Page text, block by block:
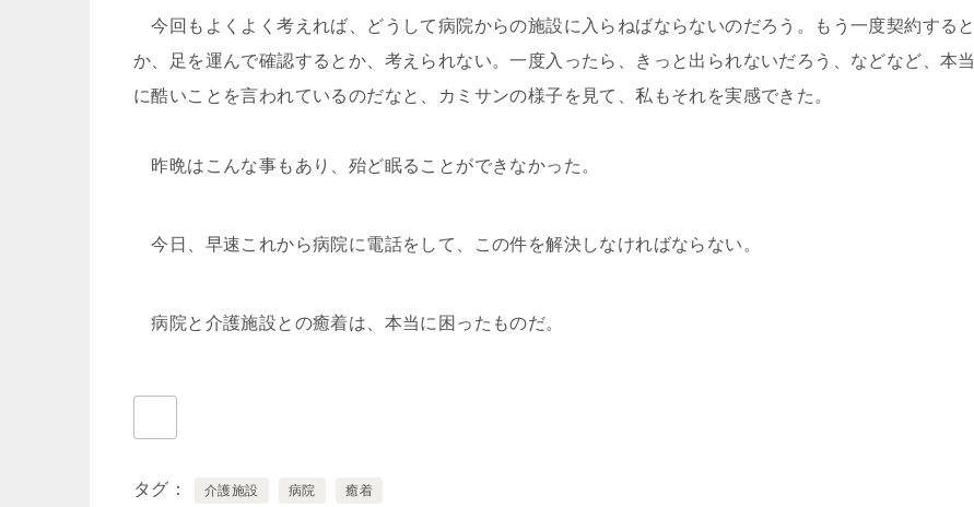
今回もよくよく考えれば、どうして病院からの施設に入らねばならないのだろう。もう一度契約すると
か、足を運んで確認するとか、考えられない。一度入ったら、きっと出られないだろう、などなど、本当
に酷いことを言われているのだなと、カミサンの様子を見て、私もそれを実感できた。
昨晩はこんな事もあり、殆ど眠ることができなかった。
今日、早速これから病院に電話をして、この件を解決しなければならない。
病院と介護施設との癒着は、本当に困ったものだ。
タグ 介護施設 病院 癒着